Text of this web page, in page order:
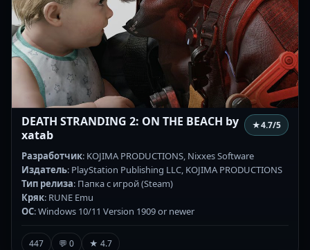
DEATH STRANDING 2: ON THE BEACH by
xatab
★4.7/5
Разработчик: KOJIMA PRODUCTIONS, Nixxes Software
Издатель: PlayStation Publishing LLC, KOJIMA PRODUCTIONS
Тип релиза: Папка с игрой (Steam)
Кряк: RUNE Emu
ОС: Windows 10/11 Version 1909 or newer
447 💬 0 ★ 4.7